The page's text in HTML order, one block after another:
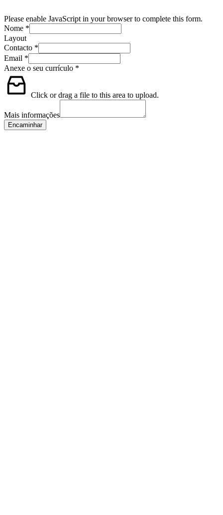
Please enable JavaScript in your browser to complete this form.
Nome *
Layout
Contacto *
Email *
Anexe o seu currículo *
Click or drag a file to this area to upload.
Mais informações
Encaminhar